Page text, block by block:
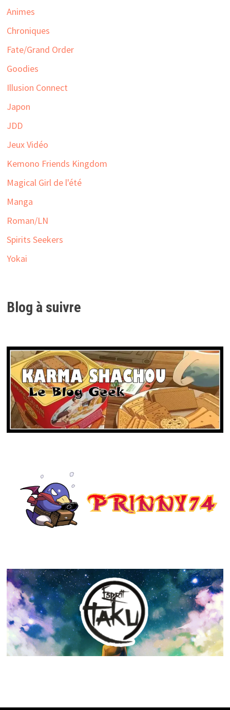
Animes
Chroniques
Fate/Grand Order
Goodies
Illusion Connect
Japon
JDD
Jeux Vidéo
Kemono Friends Kingdom
Magical Girl de l'été
Manga
Roman/LN
Spirits Seekers
Yokai
Blog à suivre